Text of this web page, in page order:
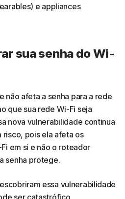
e appliances
sua senha do Wi-
não afeta a senha para a rede
que sua rede Wi-Fi seja
nova vulnerabilidade continua
risco, pois ela afeta os
em si e não o roteador
senha protege.
essa vulnerabilidade